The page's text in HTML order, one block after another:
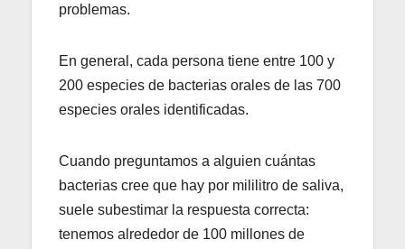
problemas.
En general, cada persona tiene entre 100 y
200 especies de bacterias orales de las 700
especies orales identificadas.
Cuando preguntamos a alguien cuántas
bacterias cree que hay por mililitro de saliva,
suele subestimar la respuesta correcta:
tenemos alrededor de 100 millones de